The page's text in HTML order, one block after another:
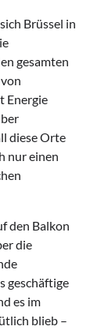
Brüssel in
gesamten
Energie
diese Orte
nur einen
den Balkon
die
geschäftige
es im
blieb –